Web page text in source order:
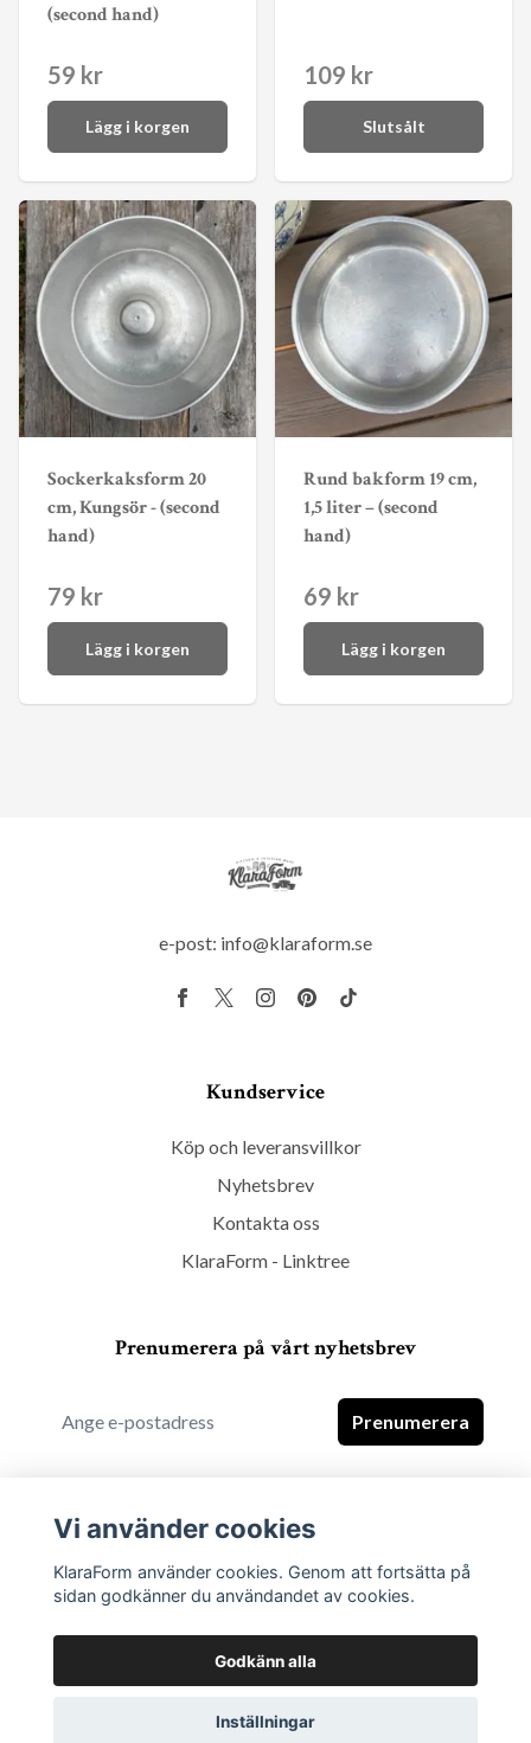
(second hand)
59 kr
Lägg i korgen
109 kr
Slutsålt
Sockerkaksform 20
cm, Kungsör - (second
hand)
79 kr
Lägg i korgen
Rund bakform 19 cm,
1,5 liter – (second
hand)
69 kr
Lägg i korgen
e-post: info@klaraform.se
Kundservice
Köp och leveransvillkor
Nyhetsbrev
Kontakta oss
KlaraForm - Linktree
Prenumerera på vårt nyhetsbrev
Prenumerera
© 2026 KlaraForm - Kitchen Interior Ware
Vi använder cookies
KlaraForm använder cookies. Genom att fortsätta på
sidan godkänner du användandet av cookies.
Godkänn alla
Inställningar